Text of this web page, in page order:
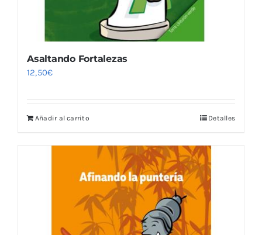
Asaltando Fortalezas
12,50€
Añadir al carrito Detalles